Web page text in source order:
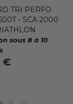
TRI PERFO
- SCA 2000
sous 8 à 10
€